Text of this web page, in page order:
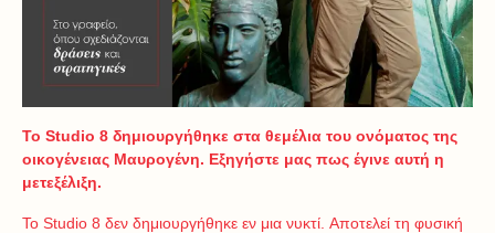
Το Studio 8 δημιουργήθηκε στα θεμέλια του ονόματος της
οικογένειας Μαυρογένη. Εξηγήστε μας πως έγινε αυτή η
μετεξέλιξη.
Το Studio 8 δεν δημιουργήθηκε εν μια νυκτί. Aποτελεί τη φυσική